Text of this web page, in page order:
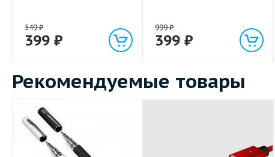
549₽
399 ₽
999₽
399₽
Рекомендуемые товары